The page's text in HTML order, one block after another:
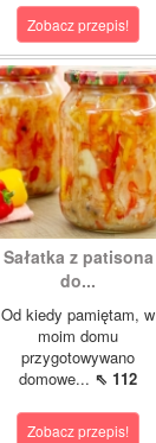
Zobacz przepis!
Sałatka z patisona
do...
Od kiedy pamiętam, w
moim domu
przygotowywano
domowe... ⇖ 112
Zobacz przepis!